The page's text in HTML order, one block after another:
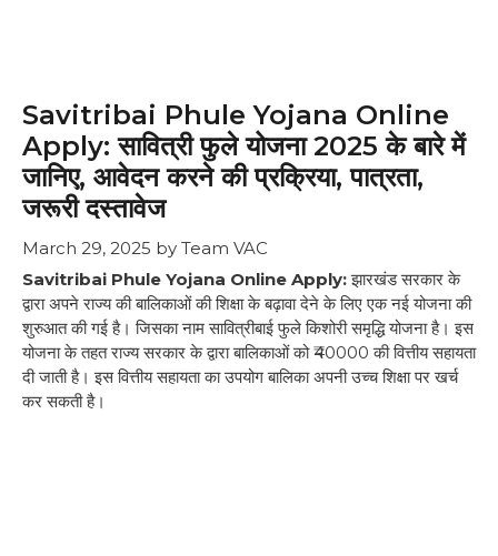
Savitribai Phule Yojana Online
Apply: सावित्री फुले योजना 2025 के बारे में
जानिए, आवेदन करने की प्रक्रिया, पात्रता,
जरूरी दस्तावेज
March 29, 2025 by Team VAC
Savitribai Phule Yojana Online Apply:झारखंड सरकार के
द्वारा अपने राज्य की बालिकाओं की शिक्षा के बढ़ावा देने के लिए एक नई योजना की
शुरुआत की गई है। जिसका नाम सावित्रीबाई फुले किशोरी समृद्धि योजना है। इस
योजना के तहत राज्य सरकार के द्वारा बालिकाओं को ₹40000 की वित्तीय सहायता
दी जाती है। इस वित्तीय सहायता का उपयोग बालिका अपनी उच्च शिक्षा पर खर्च
कर सकती है।